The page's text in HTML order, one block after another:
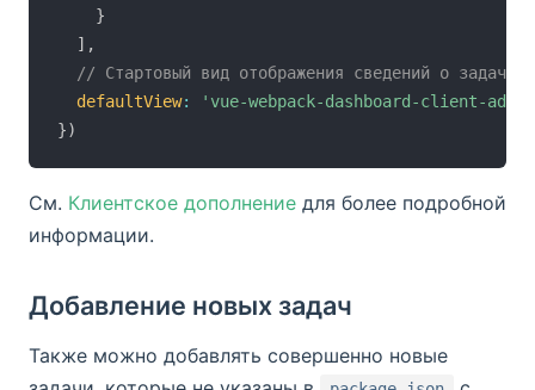
}
] ,
// Стартовый вид отображения сведений о
defaultView:
'vue-webpack-dashboard-client-
})
См. Клиентское дополнение для более подробной
информации.
Добавление новых задач
Также можно добавлять совершенно новые